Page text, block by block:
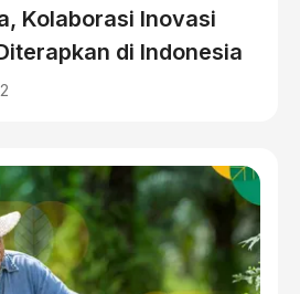
Kolaborasi Inovasi
di Indonesia